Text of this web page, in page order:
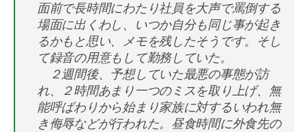
面前で長時間にわたり社員を大声で罵倒する
場面に出くわし、いつか自分も同じ事が起き
るかもと思い、メモを残したそうです。そし
て録音の用意もして勤務していた。
２週間後、予想していた最悪の事態が訪
れ、２時間あまり一つのミスを取り上げ、無
能呼ばわりから始まり家族に対するいわれ無
き侮辱などが行われた。昼食時間に外食先の